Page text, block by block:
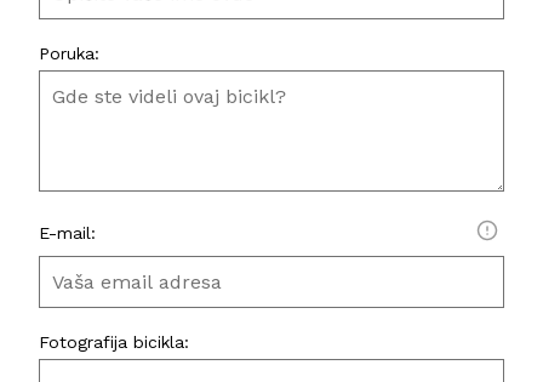
Poruka:
E-mail:
Fotografija bicikla: